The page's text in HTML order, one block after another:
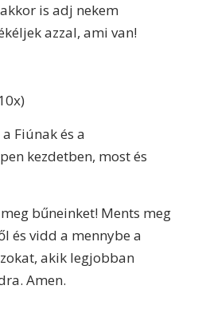
is adj nekem
azzal, ami van!
Fiúnak és a
kezdetben, most és
bűneinket! Ments meg
és vidd a mennybe a
akik legjobban
Amen.